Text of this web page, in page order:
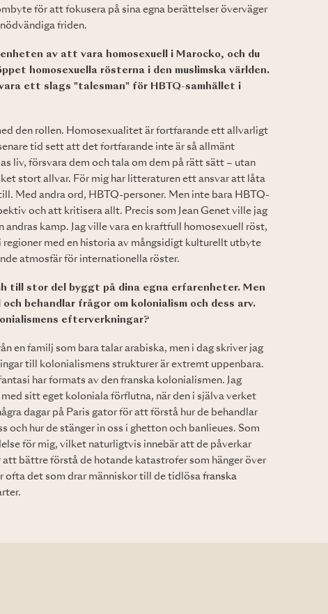
för att fokusera på sina egna berättelser överväger
friden.
av att vara homosexuell i Marocko, och du
homosexuella rösterna i den muslimska världen.
ett slags "talesman" för HBTQ-samhället i
den rollen. Homosexualitet är fortfarande ett allvarligt
tid sett att det fortfarande inte är så allmänt
liv, försvara dem och tala om dem på rätt sätt – utan
stort allvar. För mig har litteraturen ett ansvar att låta
Med andra ord, HBTQ-personer. Men inte bara HBTQ-
och att kritisera allt. Precis som Jean Genet ville jag
kamp. Jag ville vara en kraftfull homosexuell röst,
med en historia av mångsidigt kulturellt utbyte
atmosfär för internationella röster.
till stor del byggt på dina egna erfarenheter. Men
behandlar frågor om kolonialism och dess arv.
efterverkningar?
en familj som bara talar arabiska, men i dag skriver jag
till kolonialismens strukturer är extremt uppenbara.
har formats av den franska kolonialismen. Jag
sitt eget koloniala förflutna, när den i själva verket
dagar på Paris gator för att förstå hur de behandlar
och hur de stänger in oss i ghetton och banlieues. Som
för mig, vilket naturligtvis innebär att de påverkar
bättre förstå de hotande katastrofer som hänger över
ofta det som drar människor till de tidlösa franska